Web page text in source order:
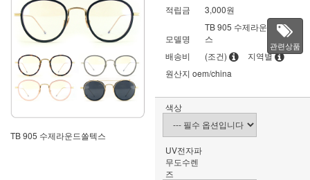
TB 905 수제라운드쏠텍스
적립금
3,000원
모델명
TB 905 수제라운드쏠텍
스
배송비
(조건)
지역별
원산지 oem/china
관련상품
색상
UV전자파
무도수렌
즈